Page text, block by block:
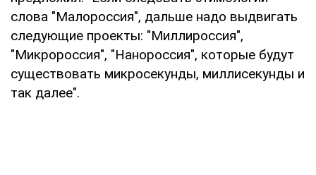
слова "Малороссия", дальше надо выдвигать
следующие проекты: "Миллироссия",
"Микророссия", "Нанороссия", которые будут
существовать микросекунды, миллисекунды и
так далее".